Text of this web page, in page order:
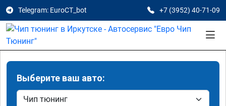
Telegram: EuroCT_bot +7 (3952) 40-71-09
Выберите ваш авто: